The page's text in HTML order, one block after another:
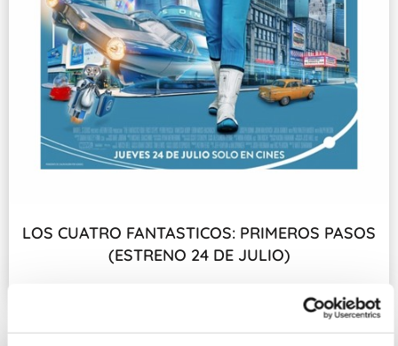
LOS CUATRO FANTASTICOS: PRIMEROS PASOS
(ESTRENO 24 DE JULIO)